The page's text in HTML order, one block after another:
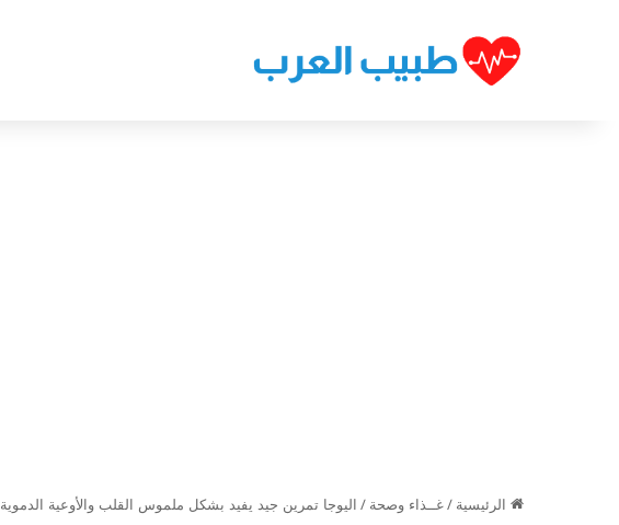
الرئيسية/غــذاء وصحة/اليوجا تمرين جيد يفيد بشكل ملموس القلب والأوعية الدموية